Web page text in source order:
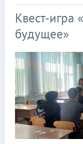
Квест-
будущее»